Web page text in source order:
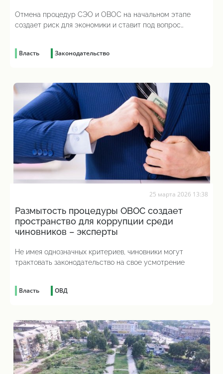
Отмена процедур СЭО и ОВОС на начальном этапе
создает риск для экономики и ставит под вопрос
Власть Законодательство
25 марта 2026 13:38
Размытость процедуры ОВОС создает
пространство для коррупции среди
чиновников – эксперты
Не имея однозначных критериев, чиновники могут
трактовать законодательство на свое усмотрение
Власть ОВД